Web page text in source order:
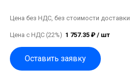
Цена без НДС, без стоимости доставки
Цена с НДС (22%) 1 757.35 ₽ / шт
Оставить заявку